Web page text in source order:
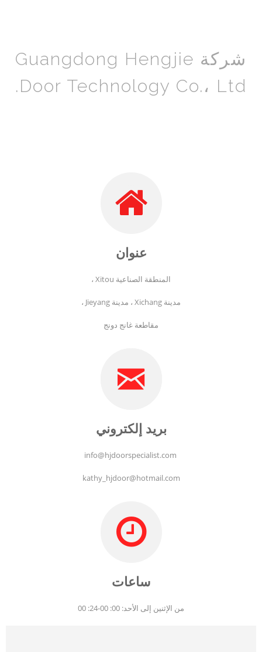
شركة Guangdong Hengjie
Door Technology Co.، Ltd.
عنوان
المنطقة الصناعية Xitou ،
مدينة Xichang ، مدينة Jieyang ،
مقاطعة غانج دونج
بريد إلكتروني
info@hjdoorspecialist.com
kathy_hjdoor@hotmail.com
ساعات
من الإثنين إلى الأحد: 00: 00-24: 00